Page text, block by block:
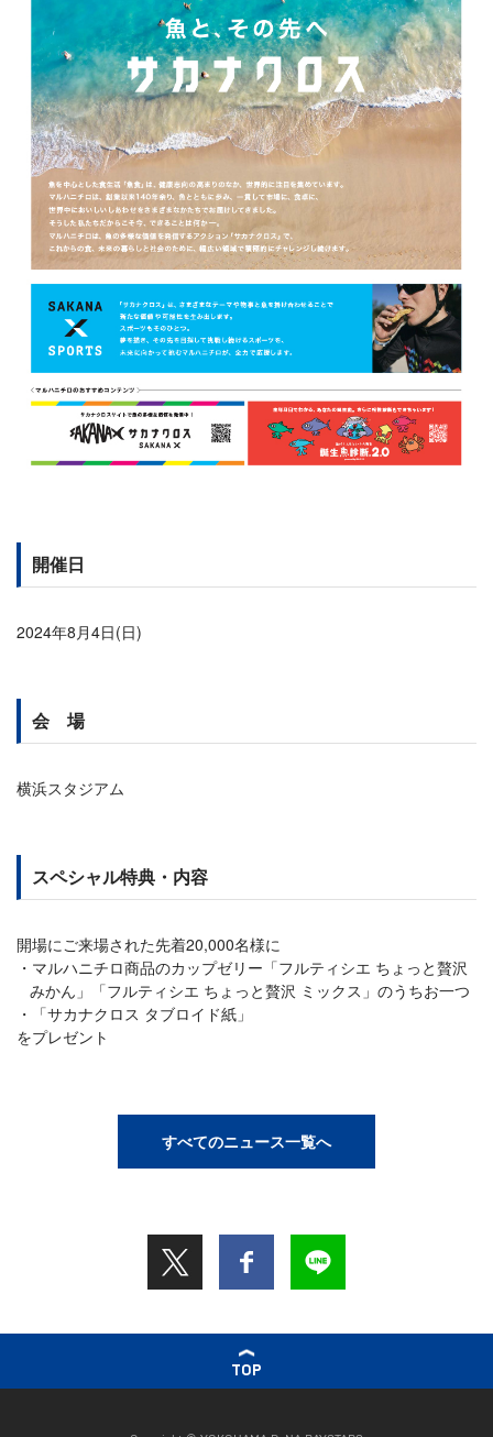
開催日
2024年8月4日(日)
会 場
横浜スタジアム
スペシャル特典・内容
開場にご来場された先着20,000名様に
マルハニチロ商品のカップゼリー「フルティシエ ちょっと贅沢
みかん」「フルティシエ ちょっと贅沢 ミックス」のうちお一つ
「サカナクロス タブロイド紙」
をプレゼント
すべてのニュース一覧へ
TOP